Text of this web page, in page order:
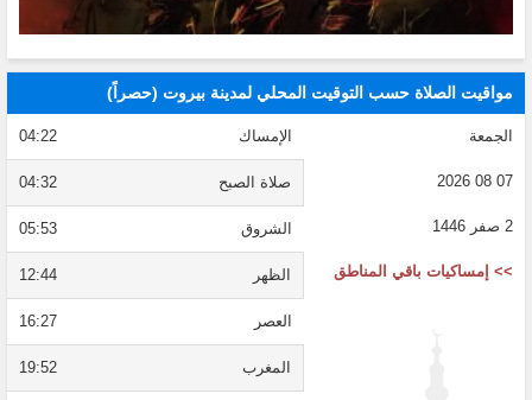
مواقيت الصلاة حسب التوقيت المحلي لمدينة بيروت (حصراً)
الجمعة
07 08 2026
2 صفر 1446
>> إمساكيات باقي المناطق
الإمساك 04:22
صلاة الصبح 04:32
الشروق 05:53
الظهر 12:44
العصر 16:27
المغرب 19:52